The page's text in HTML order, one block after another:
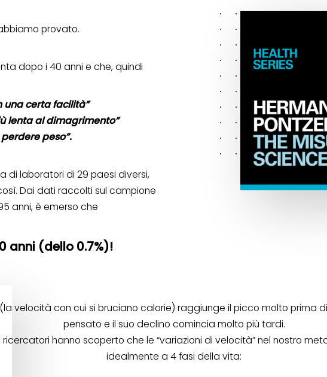
provato.
dopo i 40 anni e che, quindi
una certa facilità”
lenta al dimagrimento”
peso”.
di laboratori di 29 paesi diversi,
Dai dati raccolti sul campione
anni, è emerso che
anni (dello 0.7%)!
velocità con cui si bruciano calorie) raggiunge il picco molto prima
pensato e il suo declino comincia molto più tardi.
ricercatori hanno scoperto che le “variazioni di velocità” nel nostro
idealmente a 4 fasi della vita: